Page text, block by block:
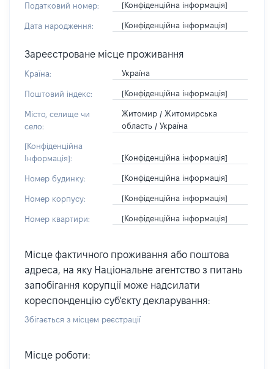
Податковий номер: [Конфіденційна інформація]
Дата народження: [Конфіденційна інформація]
Зареєстроване місце проживання
Країна: Україна
Поштовий індекс: [Конфіденційна інформація]
Місто, селище чи
село:
Житомир / Житомирська
область / Україна
[Конфіденційна
Інформація]:
[Конфіденційна інформація]
Номер будинку: [Конфіденційна інформація]
Номер корпусу: [Конфіденційна інформація]
Номер квартири: [Конфіденційна інформація]
Місце фактичного проживання або поштова
адреса, на яку Національне агентство з питань
запобігання корупції може надсилати
кореспонденцію суб'єкту декларування:
Збігається з місцем реєстрації
Місце роботи: